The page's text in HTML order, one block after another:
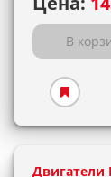
В
Двигатели